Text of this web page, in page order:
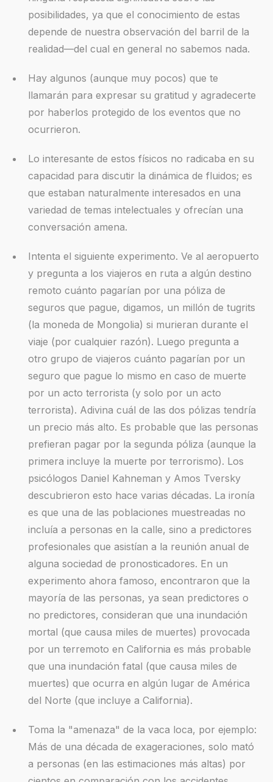
posibilidades, ya que el conocimiento de estas
depende de nuestra observación del barril de la
realidad—del cual en general no sabemos nada.
Hay algunos (aunque muy pocos) que te
llamarán para expresar su gratitud y agradecerte
por haberlos protegido de los eventos que no
ocurrieron.
Lo interesante de estos físicos no radicaba en su
capacidad para discutir la dinámica de fluidos; es
que estaban naturalmente interesados en una
variedad de temas intelectuales y ofrecían una
conversación amena.
Intenta el siguiente experimento. Ve al aeropuerto
y pregunta a los viajeros en ruta a algún destino
remoto cuánto pagarían por una póliza de
seguros que pague, digamos, un millón de tugrits
(la moneda de Mongolia) si murieran durante el
viaje (por cualquier razón). Luego pregunta a
otro grupo de viajeros cuánto pagarían por un
seguro que pague lo mismo en caso de muerte
por un acto terrorista (y solo por un acto
terrorista). Adivina cuál de las dos pólizas tendría
un precio más alto. Es probable que las personas
prefieran pagar por la segunda póliza (aunque la
primera incluye la muerte por terrorismo). Los
psicólogos Daniel Kahneman y Amos Tversky
descubrieron esto hace varias décadas. La ironía
es que una de las poblaciones muestreadas no
incluía a personas en la calle, sino a predictores
profesionales que asistían a la reunión anual de
alguna sociedad de pronosticadores. En un
experimento ahora famoso, encontraron que la
mayoría de las personas, ya sean predictores o
no predictores, consideran que una inundación
mortal (que causa miles de muertes) provocada
por un terremoto en California es más probable
que una inundación fatal (que causa miles de
muertes) que ocurra en algún lugar de América
del Norte (que incluye a California).
Toma la "amenaza" de la vaca loca, por ejemplo:
Más de una década de exageraciones, solo mató
a personas (en las estimaciones más altas) por